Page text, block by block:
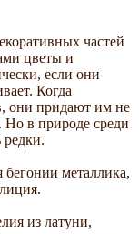
частей
цветы и
если они
Когда
они придают им не
Но в природе среди
редки.
металлика,
из латуни,